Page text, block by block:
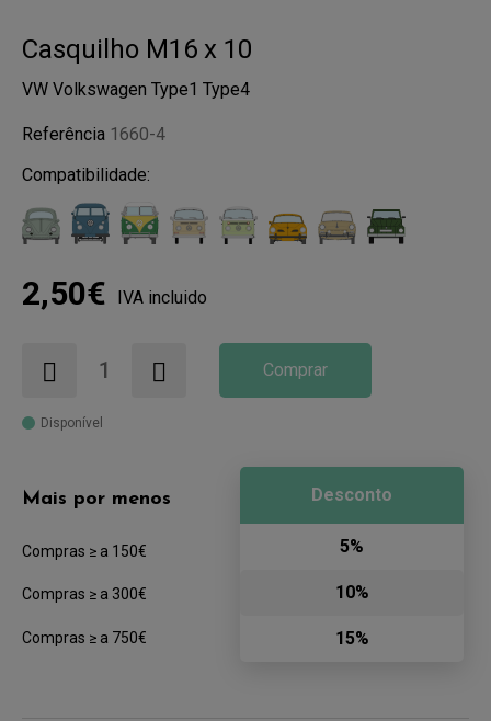
Casquilho M16 x 10
VW Volkswagen Type1 Type4
Referência 1660-4
Compatibilidade:
2,50€ IVA incluido
Comprar
Disponível
Mais por menos
Compras ≥ a 150€
Compras ≥ a 300€
Compras ≥ a 750€
Desconto
5%
10%
15%